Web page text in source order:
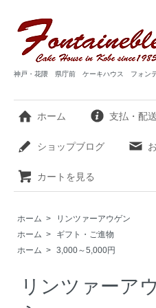
神戸・花隈 県庁前 ケーキハウス フォン
ホーム 支払・配
ショップブログ
カートを見る
ホーム >
リンツァーアウゲン
ホーム >
ギフト・ご進物
ホーム > 3,000～5,000円
リンツァーア